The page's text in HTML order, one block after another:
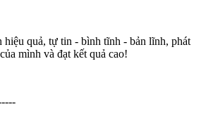
hiệu quả, tự tin - bình tĩnh - bản lĩnh, phát
mình và đạt kết quả cao!